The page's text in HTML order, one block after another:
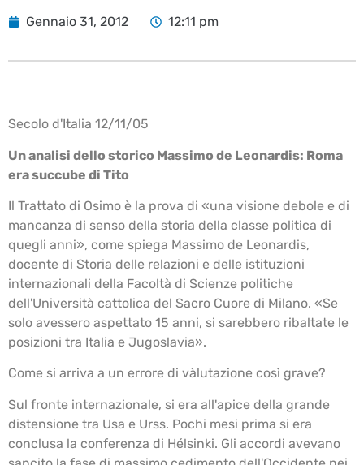
Gennaio 31, 2012 12:11 pm
Secolo d'Italia 12/11/05
Un analisi dello storico Massimo de Leonardis: Roma
era succube di Tito
Il Trattato di Osimo è la prova di «una visione debole e di
mancanza di senso della storia della classe politica di
quegli anni», come spiega Massimo de Leonardis,
docente di Storia delle relazioni e delle istituzioni
internazionali della Facoltà di Scienze politiche
dell'Università cattolica del Sacro Cuore di Milano. «Se
solo avessero aspettato 15 anni, si sarebbero ribaltate le
posizioni tra Italia e Jugoslavia».
Come si arriva a un errore di vàlutazione così grave?
Sul fronte internazionale, si era all'apice della grande
distensione tra Usa e Urss. Pochi mesi prima si era
conclusa la conferenza di Hélsinki. Gli accordi avevano